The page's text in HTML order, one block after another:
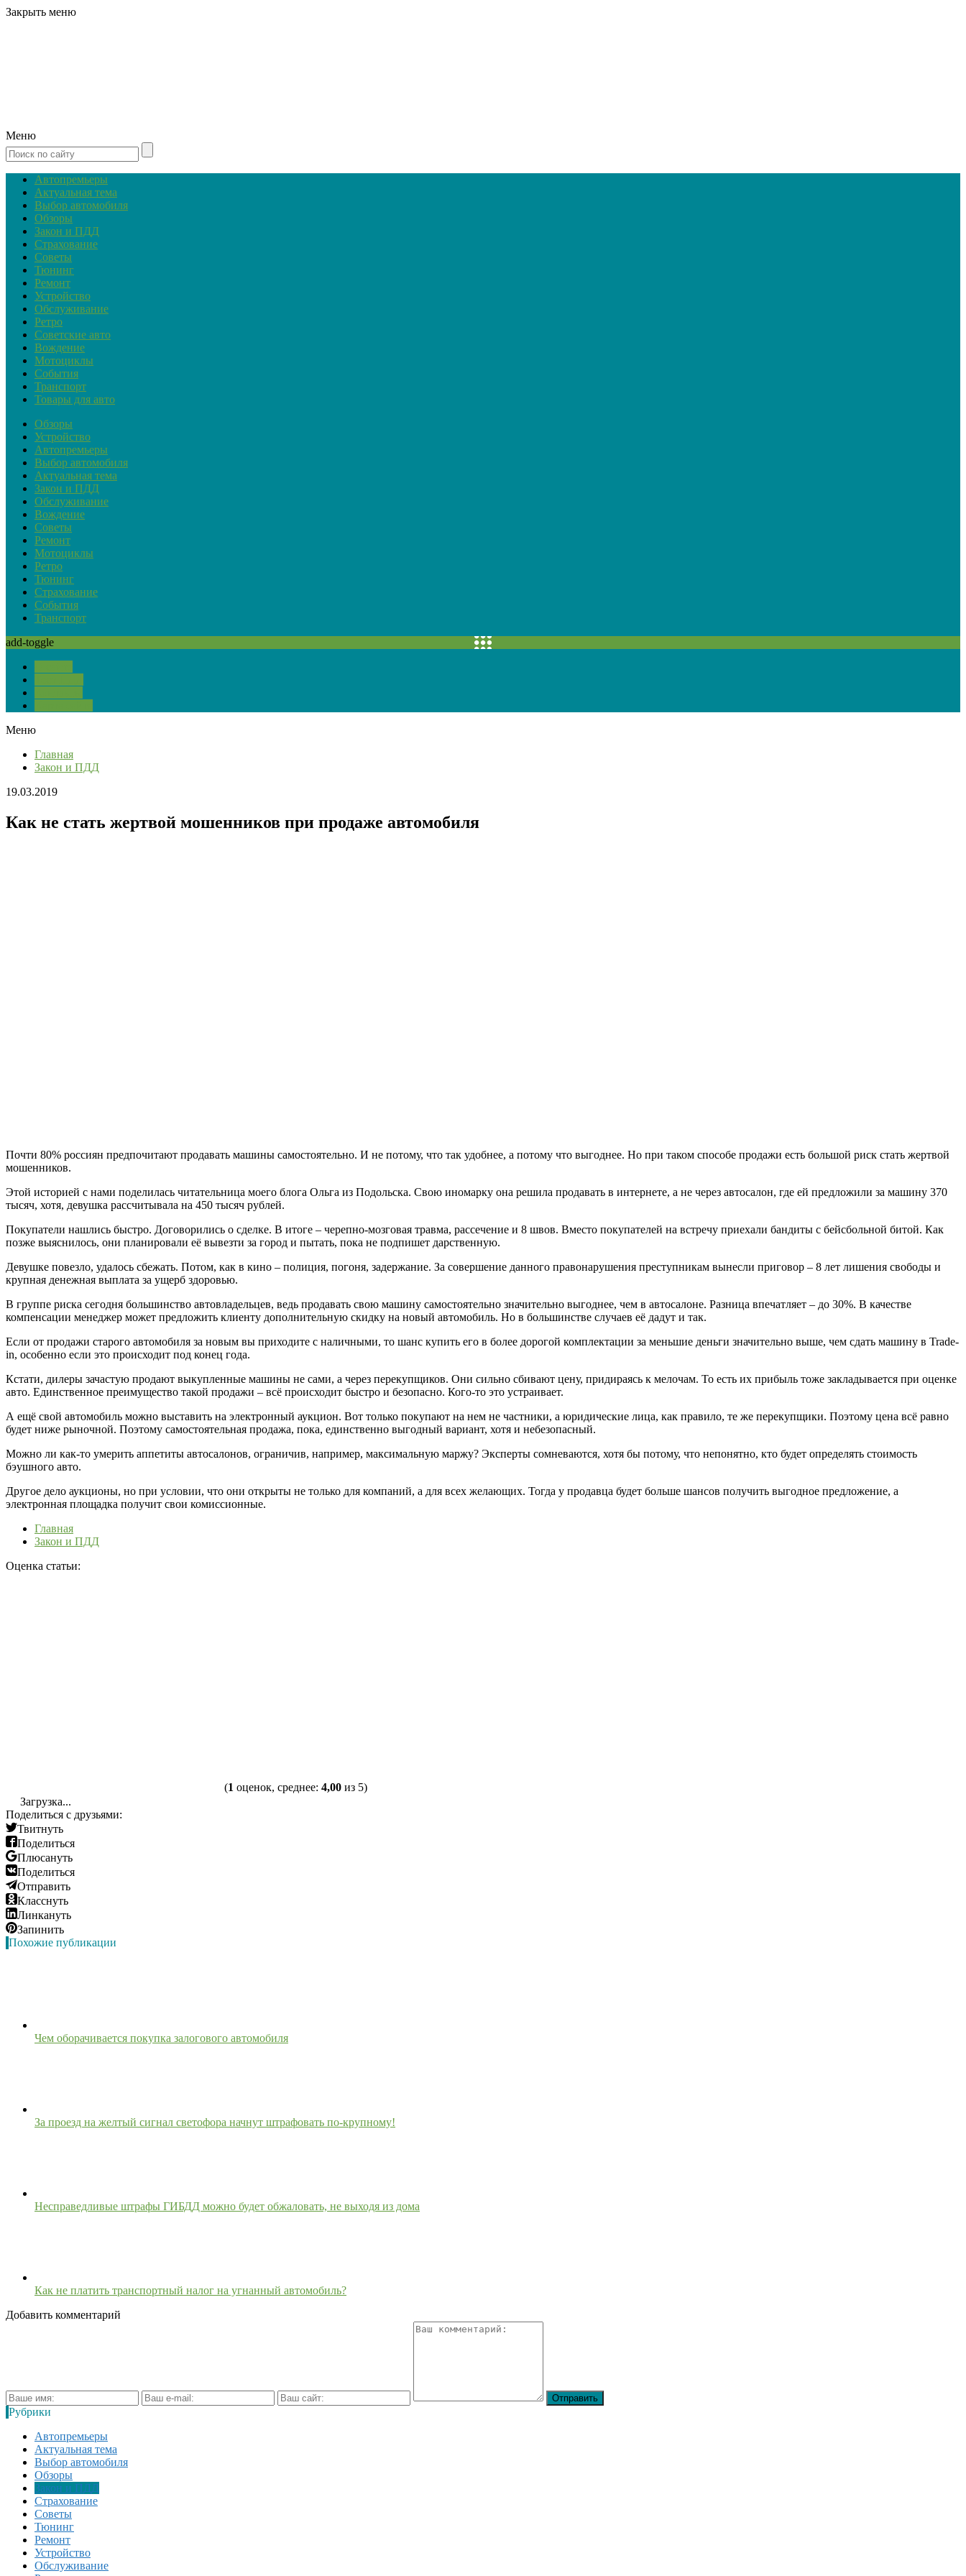
Закрыть меню
Меню
Автопремьеры
Актуальная тема
Выбор автомобиля
Обзоры
Закон и ПДД
Страхование
Советы
Тюнинг
Ремонт
Устройство
Обслуживание
Ретро
Советские авто
Вождение
Мотоциклы
События
Транспорт
Товары для авто
Обзоры
Устройство
Автопремьеры
Выбор автомобиля
Актуальная тема
Закон и ПДД
Обслуживание
Вождение
Советы
Ремонт
Мотоциклы
Ретро
Тюнинг
Страхование
События
Транспорт
add-toggle
Меню
Главная
Закон и ПДД
19.03.2019
Как не стать жертвой мошенников при продаже автомобиля
Почти 80% россиян предпочитают продавать машины самостоятельно. И не потому, что так удобнее, а потому что выгоднее. Но при таком способе продажи есть большой риск стать жертвой
мошенников.
Этой историей с нами поделилась читательница моего блога Ольга из Подольска. Свою иномарку она решила продавать в интернете, а не через автосалон, где ей предложили за машину 370
тысяч, хотя, девушка рассчитывала на 450 тысяч рублей.
Покупатели нашлись быстро. Договорились о сделке. В итоге – черепно-мозговая травма, рассечение и 8 швов. Вместо покупателей на встречу приехали бандиты с бейсбольной битой. Как
позже выяснилось, они планировали её вывезти за город и пытать, пока не подпишет дарственную.
Девушке повезло, удалось сбежать. Потом, как в кино – полиция, погоня, задержание. За совершение данного правонарушения преступникам вынесли приговор – 8 лет лишения свободы и
крупная денежная выплата за ущерб здоровью.
В группе риска сегодня большинство автовладельцев, ведь продавать свою машину самостоятельно значительно выгоднее, чем в автосалоне. Разница впечатляет – до 30%. В качестве
компенсации менеджер может предложить клиенту дополнительную скидку на новый автомобиль. Но в большинстве случаев её дадут и так.
Если от продажи старого автомобиля за новым вы приходите с наличными, то шанс купить его в более дорогой комплектации за меньшие деньги значительно выше, чем сдать машину в Trade-
in, особенно если это происходит под конец года.
Кстати, дилеры зачастую продают выкупленные машины не сами, а через перекупщиков. Они сильно сбивают цену, придираясь к мелочам. То есть их прибыль тоже закладывается при оценке
авто. Единственное преимущество такой продажи – всё происходит быстро и безопасно. Кого-то это устраивает.
А ещё свой автомобиль можно выставить на электронный аукцион. Вот только покупают на нем не частники, а юридические лица, как правило, те же перекупщики. Поэтому цена всё равно
будет ниже рыночной. Поэтому самостоятельная продажа, пока, единственно выгодный вариант, хотя и небезопасный.
Можно ли как-то умерить аппетиты автосалонов, ограничив, например, максимальную маржу? Эксперты сомневаются, хотя бы потому, что непонятно, кто будет определять стоимость
бэушного авто.
Другое дело аукционы, но при условии, что они открыты не только для компаний, а для всех желающих. Тогда у продавца будет больше шансов получить выгодное предложение, а
электронная площадка получит свои комиссионные.
Главная
Закон и ПДД
Оценка статьи:
(1 оценок, среднее: 4,00 из 5)
Загрузка...
Поделиться с друзьями:
Твитнуть
Поделиться
Плюсануть
Поделиться
Отправить
Класснуть
Линкануть
Запинить
Похожие публикации
Чем оборачивается покупка залогового автомобиля
За проезд на желтый сигнал светофора начнут штрафовать по-крупному!
Несправедливые штрафы ГИБДД можно будет обжаловать, не выходя из дома
Как не платить транспортный налог на угнанный автомобиль?
Добавить комментарий
Рубрики
Автопремьеры
Актуальная тема
Выбор автомобиля
Обзоры
Закон и ПДД
Страхование
Советы
Тюнинг
Ремонт
Устройство
Обслуживание